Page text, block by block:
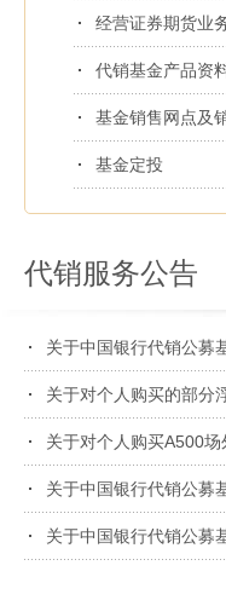
经营证券期货业
代销基金产品资
基金销售网点及
基金定投
代销服务公告
关于中国银行代销公募
关于对个人购买的部分
关于对个人购买A500
关于中国银行代销公募
关于中国银行代销公募